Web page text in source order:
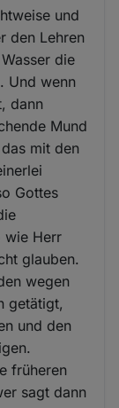
und
den Lehren
die
Und wenn
dann
Mund
mit den
Gottes
wie Herr
glauben.
wegen
getätigt,
und den
früheren
sagt dann